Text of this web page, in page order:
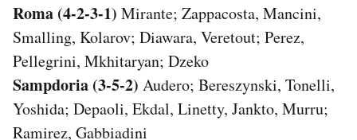
Roma (4-2-3-1) Mirante; Zappacosta, Mancini,
Smalling, Kolarov; Diawara, Veretout; Perez,
Pellegrini, Mkhitaryan; Dzeko
Sampdoria (3-5-2) Audero; Bereszynski, Tonelli,
Yoshida; Depaoli, Ekdal, Linetty, Jankto, Murru;
Ramirez, Gabbiadini